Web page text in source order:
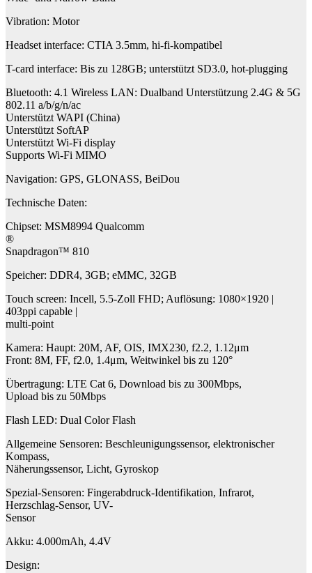
Vibration: Motor
Headset interface: CTIA 3.5mm, hi-fi-kompatibel
T-card interface: Bis zu 128GB; unterstützt SD3.0, hot-plugging
Bluetooth: 4.1 Wireless LAN: Dualband Unterstützung 2.4G & 5G
802.11 a/b/g/n/ac
Unterstützt WAPI (China)
Unterstützt SoftAP
Unterstützt Wi-Fi display
Supports Wi-Fi MIMO
Navigation: GPS, GLONASS, BeiDou
Technische Daten:
Chipset: MSM8994 Qualcomm
®
Snapdragon™ 810
Speicher: DDR4, 3GB; eMMC, 32GB
Touch screen: Incell, 5.5-Zoll FHD; Auflösung: 1080×1920 |
403ppi capable |
multi-point
Kamera: Haupt: 20M, AF, OIS, IMX230, f2.2, 1.12μm
Front: 8M, FF, f2.0, 1.4μm, Weitwinkel bis zu 120°
Übertragung: LTE Cat 6, Download bis zu 300Mbps,
Upload bis zu 50Mbps
Flash LED: Dual Color Flash
Allgemeine Sensoren: Beschleunigungssensor, elektronischer
Kompass,
Näherungssensor, Licht, Gyroskop
Spezial-Sensoren: Fingerabdruck-Identifikation, Infrarot,
Herzschlag-Sensor, UV-
Sensor
Akku: 4.000mAh, 4.4V
Design: